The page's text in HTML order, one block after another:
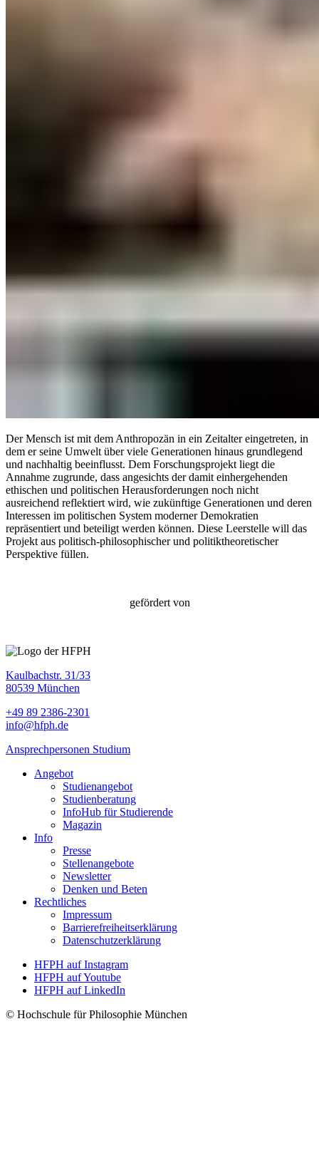
Der Mensch ist mit dem Anthropozän in ein Zeitalter eingetreten, in
dem er seine Umwelt über viele Generationen hinaus grundlegend
und nachhaltig beeinflusst. Dem Forschungsprojekt liegt die
Annahme zugrunde, dass angesichts der damit einhergehenden
ethischen und politischen Herausforderungen noch nicht
ausreichend reflektiert wird, wie zukünftige Generationen und deren
Interessen im politischen System moderner Demokratien
repräsentiert und beteiligt werden können. Diese Leerstelle will das
Projekt aus politisch-philosophischer und politiktheoretischer
Perspektive füllen.
gefördert von
Kaulbachstr. 31/33
80539 München
+49 89 2386-2301
info@hfph.de
Ansprechpersonen Studium
Angebot
Studienangebot
Studien­beratung
InfoHub für Studierende
Magazin
Info
Presse
Stellenangebote
Newsletter
Denken und Beten
Rechtliches
Impressum
Barrierefreiheitserklärung
Datenschutzerklärung
HFPH auf Instagram
HFPH auf Youtube
HFPH auf LinkedIn
© Hochschule für Philosophie München